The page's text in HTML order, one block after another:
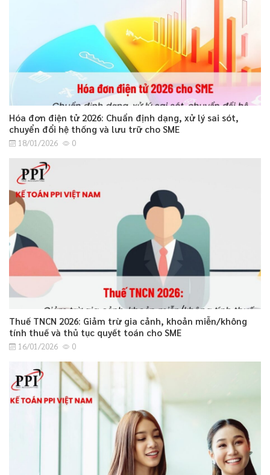
Hóa đơn điện tử 2026: Chuẩn định dạng, xử lý sai sót,
chuyển đổi hệ thống và lưu trữ cho SME
18/01/2026 0
Thuế TNCN 2026: Giảm trừ gia cảnh, khoản miễn/không
tính thuế và thủ tục quyết toán cho SME
16/01/2026 0